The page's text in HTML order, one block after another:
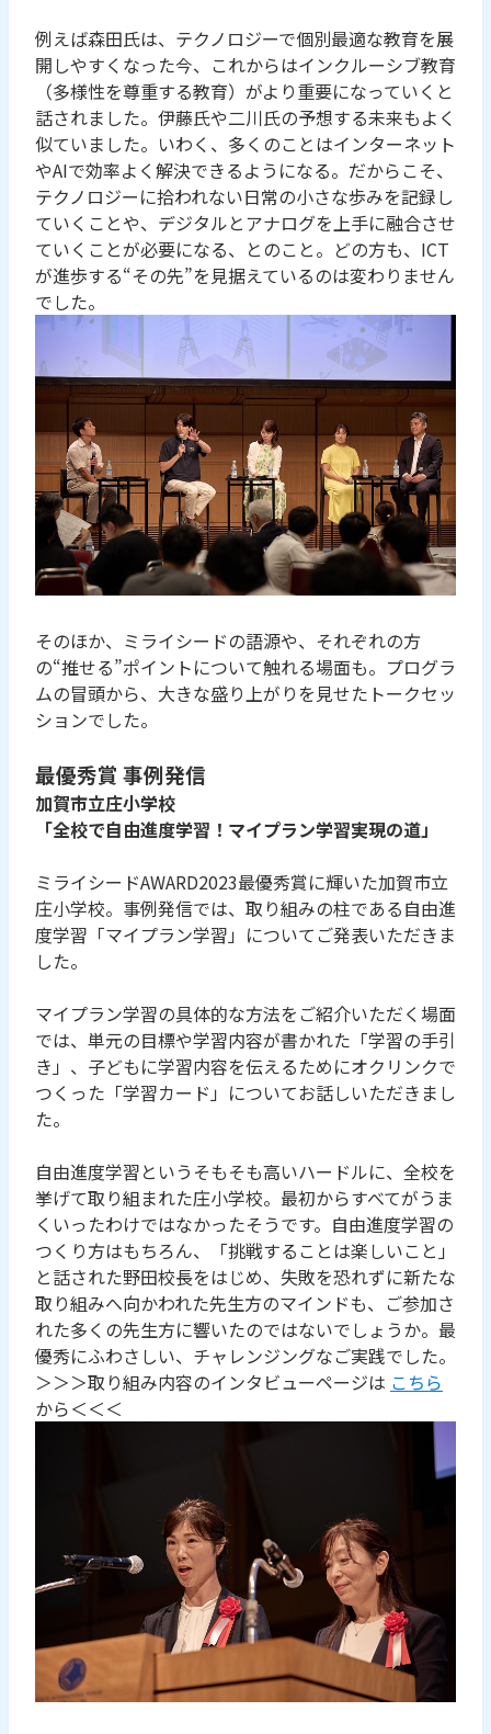
例えば森田氏は、テクノロジーで個別最適な教育を展
開しやすくなった今、これからはインクルーシブ教育
（多様性を尊重する教育）がより重要になっていくと
話されました。伊藤氏や二川氏の予想する未来もよく
似ていました。いわく、多くのことはインターネット
やAIで効率よく解決できるようになる。だからこそ、
テクノロジーに拾われない日常の小さな歩みを記録し
ていくことや、デジタルとアナログを上手に融合させ
ていくことが必要になる、とのこと。どの方も、ICT
が進歩する“その先”を見据えているのは変わりません
でした。
そのほか、ミライシードの語源や、それぞれの方
の“推せる”ポイントについて触れる場面も。プログラ
ムの冒頭から、大きな盛り上がりを見せたトークセッ
ションでした。
最優秀賞 事例発信
加賀市立庄小学校
「全校で自由進度学習！マイプラン学習実現の道」
ミライシードAWARD2023最優秀賞に輝いた加賀市立
庄小学校。事例発信では、取り組みの柱である自由進
度学習「マイプラン学習」についてご発表いただきま
した。
マイプラン学習の具体的な方法をご紹介いただく場面
では、単元の目標や学習内容が書かれた「学習の手引
き」、子どもに学習内容を伝えるためにオクリンクで
つくった「学習カード」についてお話しいただきまし
た。
自由進度学習というそもそも高いハードルに、全校を
挙げて取り組まれた庄小学校。最初からすべてがうま
くいったわけではなかったそうです。自由進度学習の
つくり方はもちろん、「挑戦することは楽しいこと」
と話された野田校長をはじめ、失敗を恐れずに新たな
取り組みへ向かわれた先生方のマインドも、ご参加さ
れた多くの先生方に響いたのではないでしょうか。最
優秀にふわさしい、チャレンジングなご実践でした。
＞＞＞取り組み内容のインタビューページは こちら
から＜＜＜